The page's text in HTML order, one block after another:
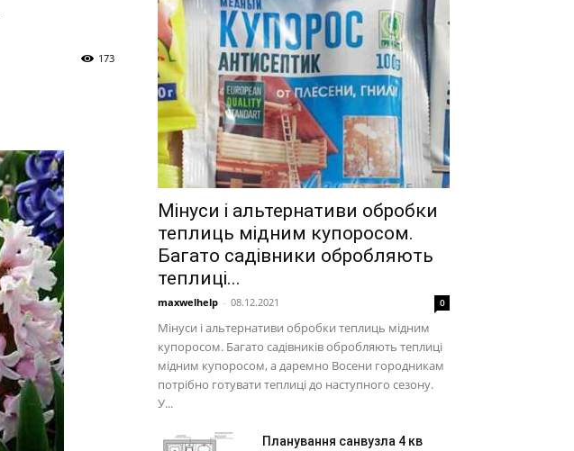
173
Мінуси і альтернативи обробки
теплиць мідним купоросом.
Багато садівники обробляють
теплиці...
maxwelhelp - 08.12.2021 0
Мінуси і альтернативи обробки теплиць мідним
купоросом. Багато садівників обробляють теплиці
мідним купоросом, а даремно Восени городникам
потрібно готувати теплиці до наступного сезону.
У...
Планування санвузла 4 кв